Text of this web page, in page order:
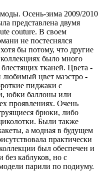
представлена двумя
couture. В своем
не постеснялся
бы потому, что другие
было много
тканей. Цвета -
любимый цвет маэстро -
пиджаки с
юбки баллоны или
проявлениях. Очень
брюки, либо
Были также
а модная в будущем
практически
был обеспечен и
каблуков, но с
парили по подиуму.